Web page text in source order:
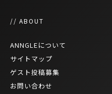
// ABOUT
ANNGLEについて
サイトマップ
ゲスト投稿募集
お問い合わせ